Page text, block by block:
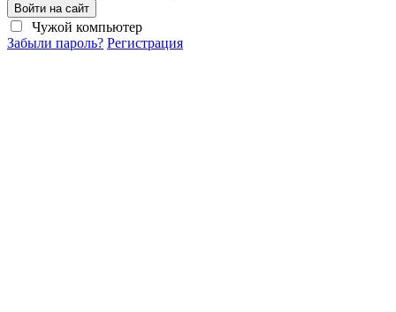
Войти на сайт
Чужой компьютер
Забыли пароль? Регистрация